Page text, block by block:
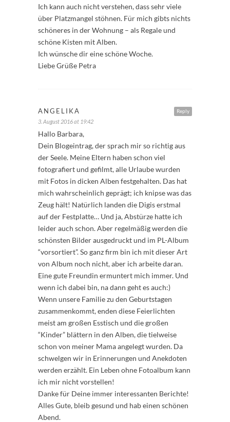
Ich kann auch nicht verstehen, dass sehr viele
über Platzmangel stöhnen. Für mich gibts nichts
schöneres in der Wohnung – als Regale und
schöne Kisten mit Alben.
Ich wünsche dir eine schöne Woche.
Liebe Grüße Petra
Reply
ANGELIKA
3. August 2016 at 19:42
Hallo Barbara,
Dein Blogeintrag, der sprach mir so richtig aus
der Seele. Meine Eltern haben schon viel
fotografiert und gefilmt, alle Urlaube wurden
mit Fotos in dicken Alben festgehalten. Das hat
mich wahrscheinlich geprägt; ich knipse was das
Zeug hält! Natürlich landen die Digis erstmal
auf der Festplatte… Und ja, Abstürze hatte ich
leider auch schon. Aber regelmäßig werden die
schönsten Bilder ausgedruckt und im PL-Album
“vorsortiert”. So ganz firm bin ich mit dieser Art
von Album noch nicht, aber ich arbeite daran.
Eine gute Freundin ermuntert mich immer. Und
wenn ich dabei bin, na dann geht es auch:)
Wenn unsere Familie zu den Geburtstagen
zusammenkommt, enden diese Feierlichten
meist am großen Esstisch und die großen
“Kinder” blättern in den Alben, die tielweise
schon von meiner Mama angelegt wurden. Da
schwelgen wir in Erinnerungen und Anekdoten
werden erzählt. Ein Leben ohne Fotoalbum kann
ich mir nicht vorstellen!
Danke für Deine immer interessanten Berichte!
Alles Gute, bleib gesund und hab einen schönen
Abend.